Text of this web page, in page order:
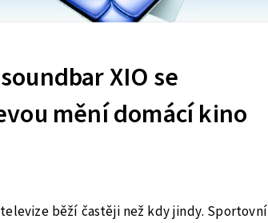
XIO se
mění domácí kino
běží častěji než kdy jindy. Sportovní